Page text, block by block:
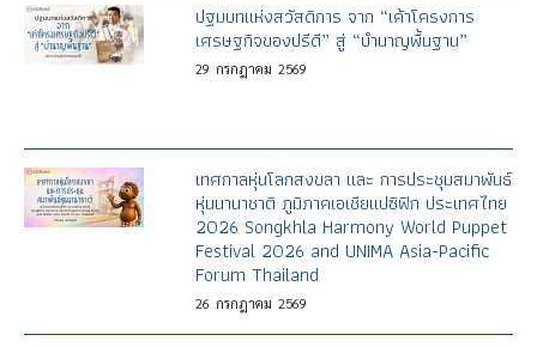
ปฐมบทแห่งสวัสดิการ จาก “เค้าโครงการ
เศรษฐกิจของปรีดี” สู่ “บำนาญพื้นฐาน”
29 กรกฎาคม 2569
เทศกาลหุ่นโลกสงขลา และ การประชุมสมาพันธ์
หุ่นนานาชาติ ภูมิภาคเอเชียแปซิฟิก ประเทศไทย
2026 Songkhla Harmony World Puppet
Festival 2026 and UNIMA Asia-Pacific
Forum Thailand
26 กรกฎาคม 2569